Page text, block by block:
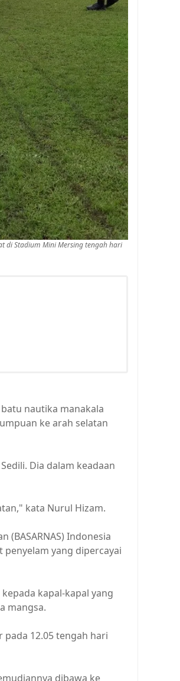
di Stadium Mini Mersing tengah hari
nautika manakala
ke arah selatan
Dia dalam keadaan
kata Nurul Hizam.
(BASARNAS) Indonesia
yang dipercayai
kapal-kapal yang
mangsa.
12.05 tengah hari
dibawa ke